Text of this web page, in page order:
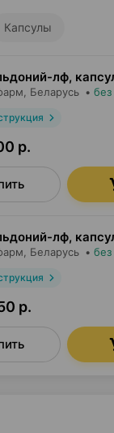
Капсулы
лф,
, Беларусь •
р.
лф,
, Беларусь •
р.